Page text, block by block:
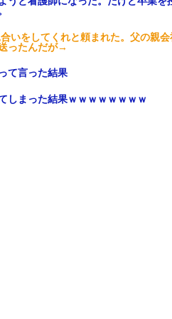
いをしてくれと頼まれた。父の親
ったんだが→
て言った結果
しまった結果ｗｗｗｗｗｗｗｗ